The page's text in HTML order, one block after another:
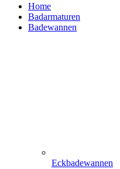
Home
Badarmaturen
Badewannen
Eckbadewannen